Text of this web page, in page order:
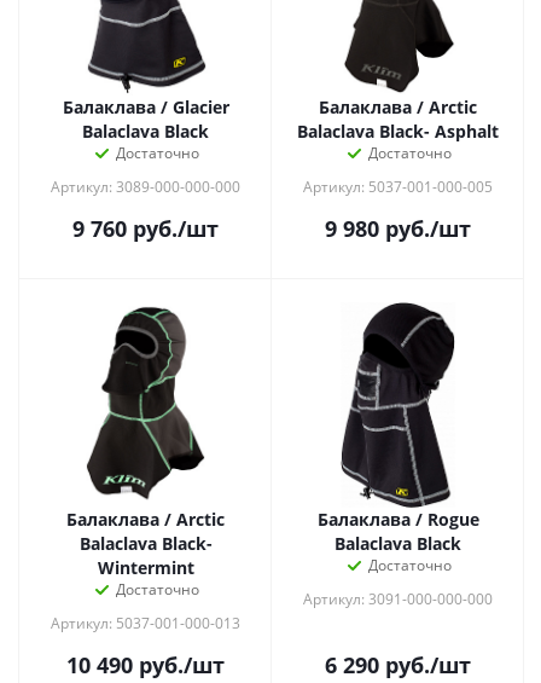
Балаклава / Glacier
Balaclava Black
Достаточно
Артикул: 3089-000-000-000
9 760 руб./шт
Балаклава / Arctic
Balaclava Black- Asphalt
Достаточно
Артикул: 5037-001-000-005
9 980 руб./шт
Балаклава / Arctic
Balaclava Black-
Wintermint
Достаточно
Артикул: 5037-001-000-013
10 490 руб./шт
Балаклава / Rogue
Balaclava Black
Достаточно
Артикул: 3091-000-000-000
6 290 руб./шт